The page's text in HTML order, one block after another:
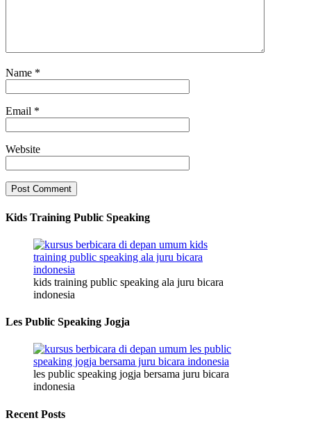
Name *
Email *
Website
Kids Training Public Speaking
kids training public speaking ala juru bicara
indonesia
Les Public Speaking Jogja
les public speaking jogja bersama juru bicara
indonesia
Recent Posts